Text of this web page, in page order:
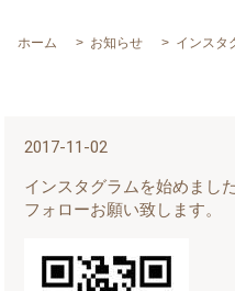
ホーム お知らせ インスタ
2017-11-02
インスタグラムを始めました
フォローお願い致します。